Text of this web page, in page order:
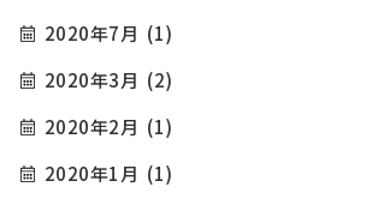
2020年7月 (1)
2020年3月 (2)
2020年2月 (1)
2020年1月 (1)